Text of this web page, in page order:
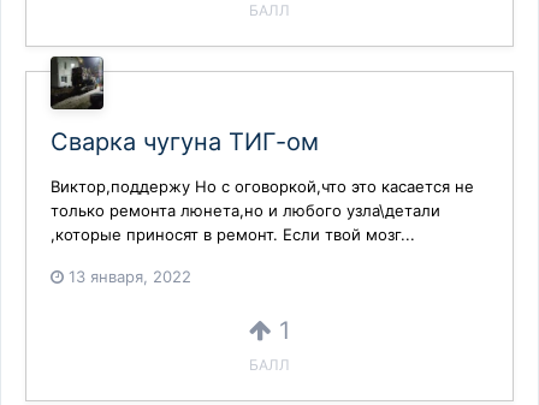
БАЛЛ
Сварка чугуна ТИГ-ом
Виктор,поддержу Но с оговоркой,что это касается не
только ремонта люнета,но и любого узла\детали
,которые приносят в ремонт. Если твой мозг...
13 января, 2022
1
БАЛЛ